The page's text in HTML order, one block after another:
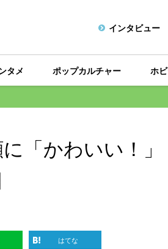
インタビュー
タメ ポップカルチャー ホ
に「かわいい！
はてな